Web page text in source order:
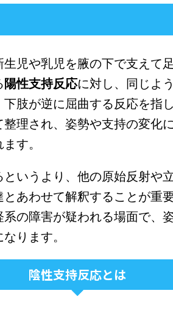
児や乳児を腋の下で支えて
陽性支持反応に対し、同じよ
肢が逆に屈曲する反応を指
理され、姿勢や支持の変化
す。
いうより、他の原始反射や
あわせて解釈することが重
の障害が疑われる場面で、
ります。
陰性支持反応とは